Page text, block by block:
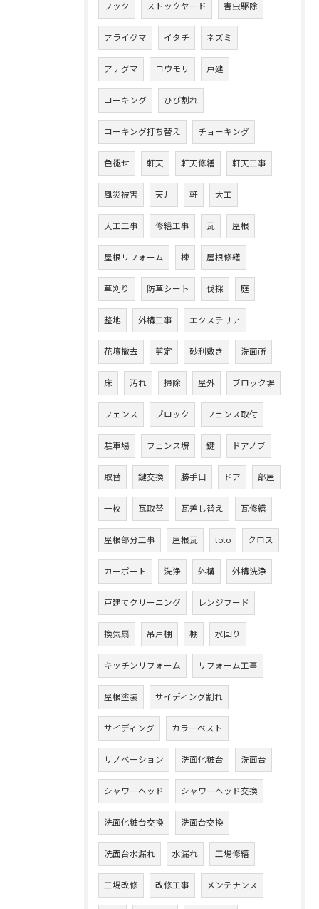
フック ストックヤード 害虫駆除
アライグマ イタチ ネズミ
アナグマ コウモリ 戸建
コーキング ひび割れ
コーキング打ち替え チョーキング
色褪せ 軒天 軒天修繕 軒天工事
風災被害 天井 軒 大工
大工工事 修繕工事 瓦 屋根
屋根リフォーム 棟 屋根修繕
草刈り 防草シート 伐採 庭
整地 外構工事 エクステリア
花壇撤去 剪定 砂利敷き 洗面所
床 汚れ 掃除 屋外 ブロック塀
フェンス ブロック フェンス取付
駐車場 フェンス塀 鍵 ドアノブ
取替 鍵交換 勝手口 ドア 部屋
一枚 瓦取替 瓦差し替え 瓦修繕
屋根部分工事 屋根瓦 toto クロス
カーポート 洗浄 外構 外構洗浄
戸建てクリーニング レンジフード
換気扇 吊戸棚 棚 水回り
キッチンリフォーム リフォーム工事
屋根塗装 サイディング割れ
サイディング カラーベスト
リノベーション 洗面化粧台 洗面台
シャワーヘッド シャワーヘッド交換
洗面化粧台交換 洗面台交換
洗面台水漏れ 水漏れ 工場修繕
工場改修 改修工事 メンテナンス